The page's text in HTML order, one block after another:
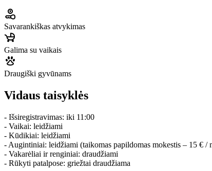
Savarankiškas atvykimas
Galima su vaikais
Draugiški gyvūnams
Vidaus taisyklės
- Išsiregistravimas: iki 11:00
- Vaikai: leidžiami
- Kūdikiai: leidžiami
- Augintiniai: leidžiami (taikomas papildomas mokestis – 15 € /
- Vakarėliai ir renginiai: draudžiami
- Rūkyti patalpose: griežtai draudžiama